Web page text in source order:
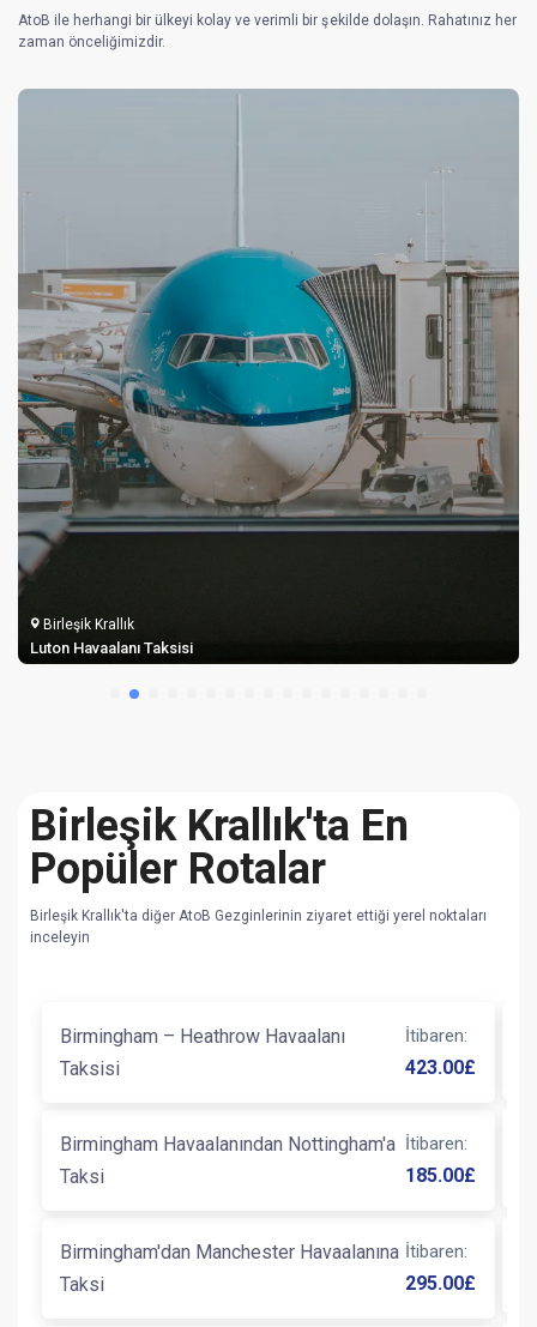
AtoB ile herhangi bir ülkeyi kolay ve verimli bir şekilde dolaşın. Rahatınız her
zaman önceliğimizdir.
Birleşik Krallık
Londra City Havaalanı Taksisi
Birleşik Krallık'ta En
Popüler Rotalar
Birleşik Krallık'ta diğer AtoB Gezginlerinin ziyaret ettiği yerel noktaları
inceleyin
Birmingham – Heathrow Havaalanı
Taksisi
İtibaren:
423.00£
Birmingham Havaalanından Nottingham'a
Taksi
İtibaren:
185.00£
Birmingham'dan Manchester Havaalanına
Taksi
İtibaren:
295.00£